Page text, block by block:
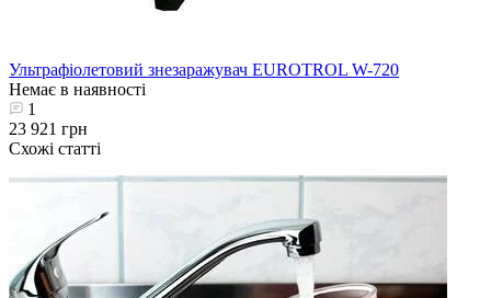
Ультрафіолетовий знезаражувач EUROTROL W-720
Немає в наявності
1
23 921 грн
Схожі статті